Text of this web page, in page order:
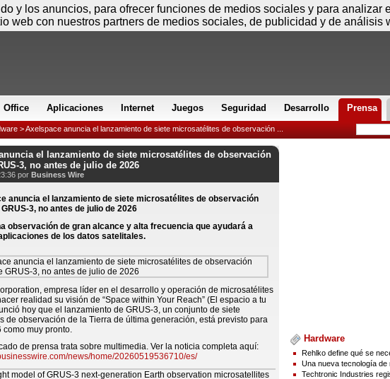
Office Aplicaciones Internet Juegos Seguridad Desarrollo Prensa
> Axelspace anuncia el lanzamiento de siete microsatélites de observación ...
el lanzamiento de siete microsatélites de observación
3, no antes de julio de 2026
por Business Wire
observación de gran alcance y alta frecuencia que ayudará a
de los datos satelitales.
empresa líder en el desarrollo y operación de microsatélites
realidad su visión de “Space within Your Reach” (El espacio a tu
hoy que el lanzamiento de GRUS-3, un conjunto de siete
de observación de la Tierra de última generación, está previsto para
como muy pronto.
de prensa trata sobre multimedia. Ver la noticia completa aquí:
news/home/20260519536710/es/
Hardware
Rehlko define qué se
Una nueva tecnología de
Techtronic Industries
Jueves 06 de agosto -
y los anuncios, para ofrecer funciones de medios sociales y para analizar
web con nuestros partners de medios sociales, de publicidad y de análisis